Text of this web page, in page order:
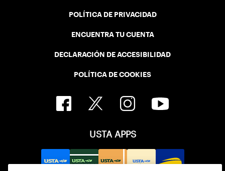
POLÍTICA DE PRIVACIDAD
ENCUENTRA TU CUENTA
DECLARACIÓN DE ACCESIBILIDAD
POLÍTICA DE COOKIES
USTA APPS